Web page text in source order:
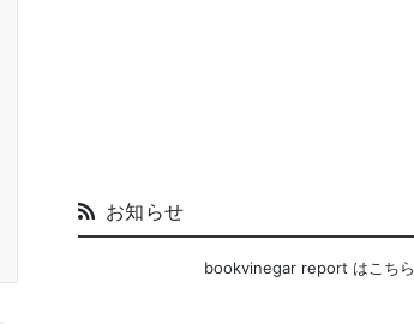
お知らせ
bookvinegar report はこちら